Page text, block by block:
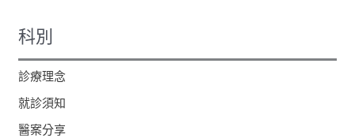
科別
診療理念
就診須知
醫案分享